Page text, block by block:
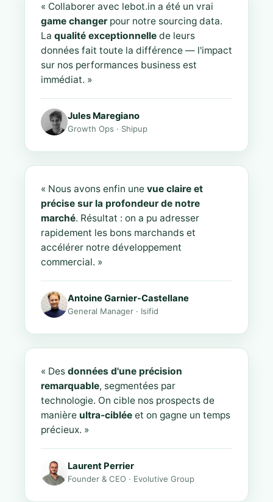
« Collaborer avec lebot.in a été un vrai
game changer pour notre sourcing data.
La qualité exceptionnelle de leurs
données fait toute la différence — l'impact
sur nos performances business est
immédiat. »
Jules Maregiano
Growth Ops · Shipup
« Nous avons enfin une vue claire et
précise sur la profondeur de notre
marché. Résultat : on a pu adresser
rapidement les bons marchands et
accélérer notre développement
commercial. »
Antoine Garnier-Castellane
General Manager · Isifid
« Des données d'une précision
remarquable, segmentées par
technologie. On cible nos prospects de
manière ultra-ciblée et on gagne un temps
précieux. »
Laurent Perrier
Founder & CEO · Evolutive Group